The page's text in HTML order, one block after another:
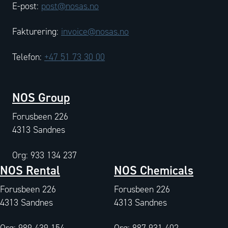
E-post: post@nosas.no
Fakturering: invoice@nosas.no
Telefon: +47 51 73 30 00
NOS Group
Forusbeen 226
4313 Sandnes
Org: 933 134 237
NOS Rental
Forusbeen 226
4313 Sandnes
NOS Chemicals
Forusbeen 226
4313 Sandnes